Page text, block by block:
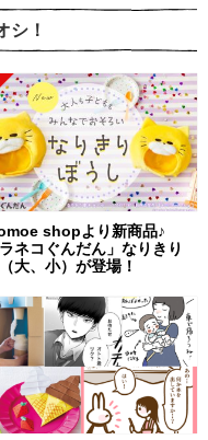
シ！
shopより新商品♪
ラネコぐんだん」なりきり
大、小）が登場！